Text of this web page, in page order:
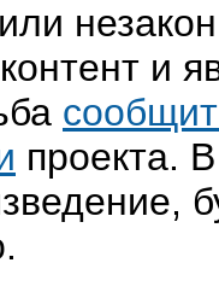
и
проекта.